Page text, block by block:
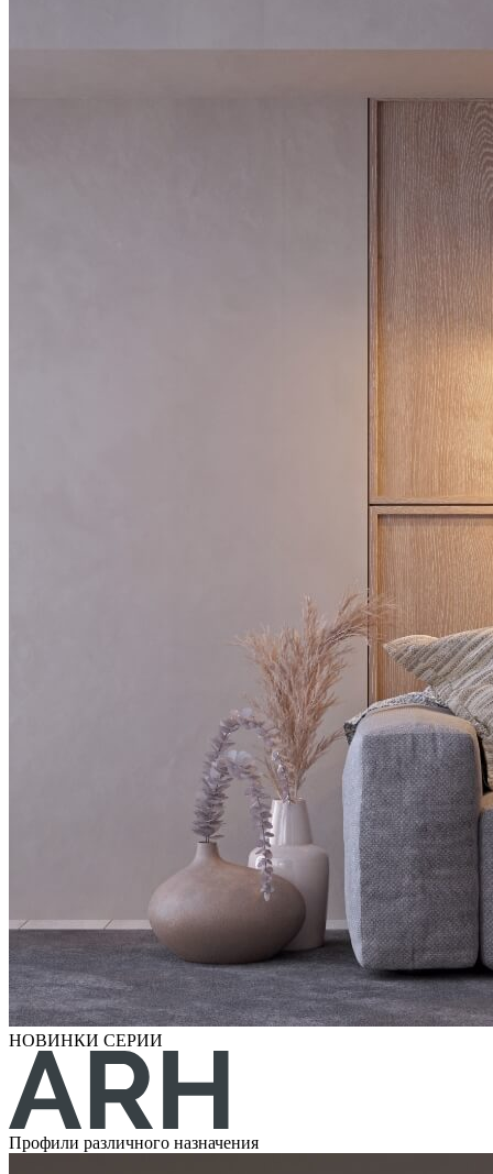
НОВИНКИ СЕРИИ
Профили различного назначения